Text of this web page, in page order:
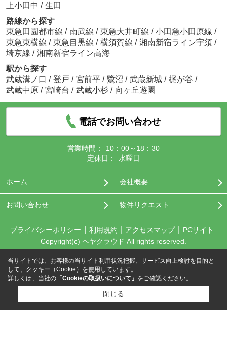
上小田中 / 生田
路線から探す
東急田園都市線 / 南武線 / 東急大井町線 / 小田急小田原線 /
東急東横線 / 東急目黒線 / 横須賀線 / 湘南新宿ライン宇須 /
埼京線 / 湘南新宿ライン高海
駅から探す
武蔵溝ノ口 / 登戸 / 宮前平 / 鷺沼 / 武蔵新城 / 梶が谷 /
武蔵中原 / 宮崎台 / 武蔵小杉 / 向ヶ丘遊園
電話でお問い合わせ
営業時間：
10：00～18：30
定休日：
水曜日
ホーム 会社概要
お問い合わせ 物件リクエスト
プライバシーポリシー 利用規約 アクセスマップ
PCサイト
Copyright(c) ヘヤクラウド All rights reserved.
当サイトでは、お客様の当サイト利用状況把握、サービス向上検討を目的と
して、クッキー（Cookie）を使用しています。
詳しくは、当社の 「Cookieの取扱いについて」 をご確認ください。
閉じる